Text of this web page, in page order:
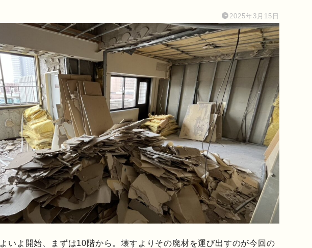
2025年3月15日
いよ開始、まずは10階から。壊すよりその廃材を運び出すのが今回の